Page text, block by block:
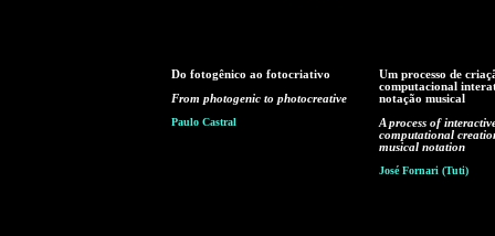
Do fotogênico ao fotocriativo
From photogenic to photocreative
Paulo Castral
Um processo de
computacional
notação musical
A process of
computational
musical notation
José Fornari (Tuti)